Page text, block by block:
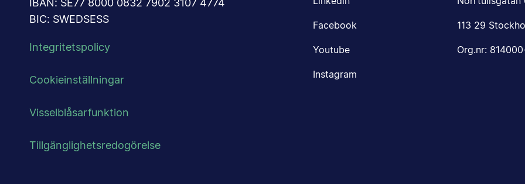
IBAN: SE77 8000 0832 7902 3107 4774
BIC: SWEDSESS
Integritetspolicy
Cookieinställningar
Visselblåsarfunktion
Tillgänglighetsredogörelse
Facebook
Youtube
Instagram
113 29
Org.nr: